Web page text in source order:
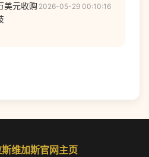
美元收购 2026-05-29 00:10:16
维加斯官网主页